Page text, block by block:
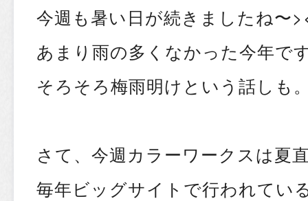
今週も暑い日が続きましたね〜
あまり雨の多くなかった今年で
そろそろ梅雨明けという話しも
さて、今週カラーワークスは夏
毎年ビッグサイトで行われてい